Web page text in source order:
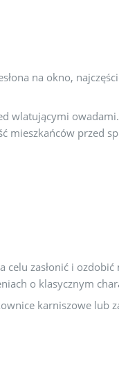
na okno,
wlatującymi owadami.
mieszkańców przed
zasłonić i
o klasycznym
karniszowe lub